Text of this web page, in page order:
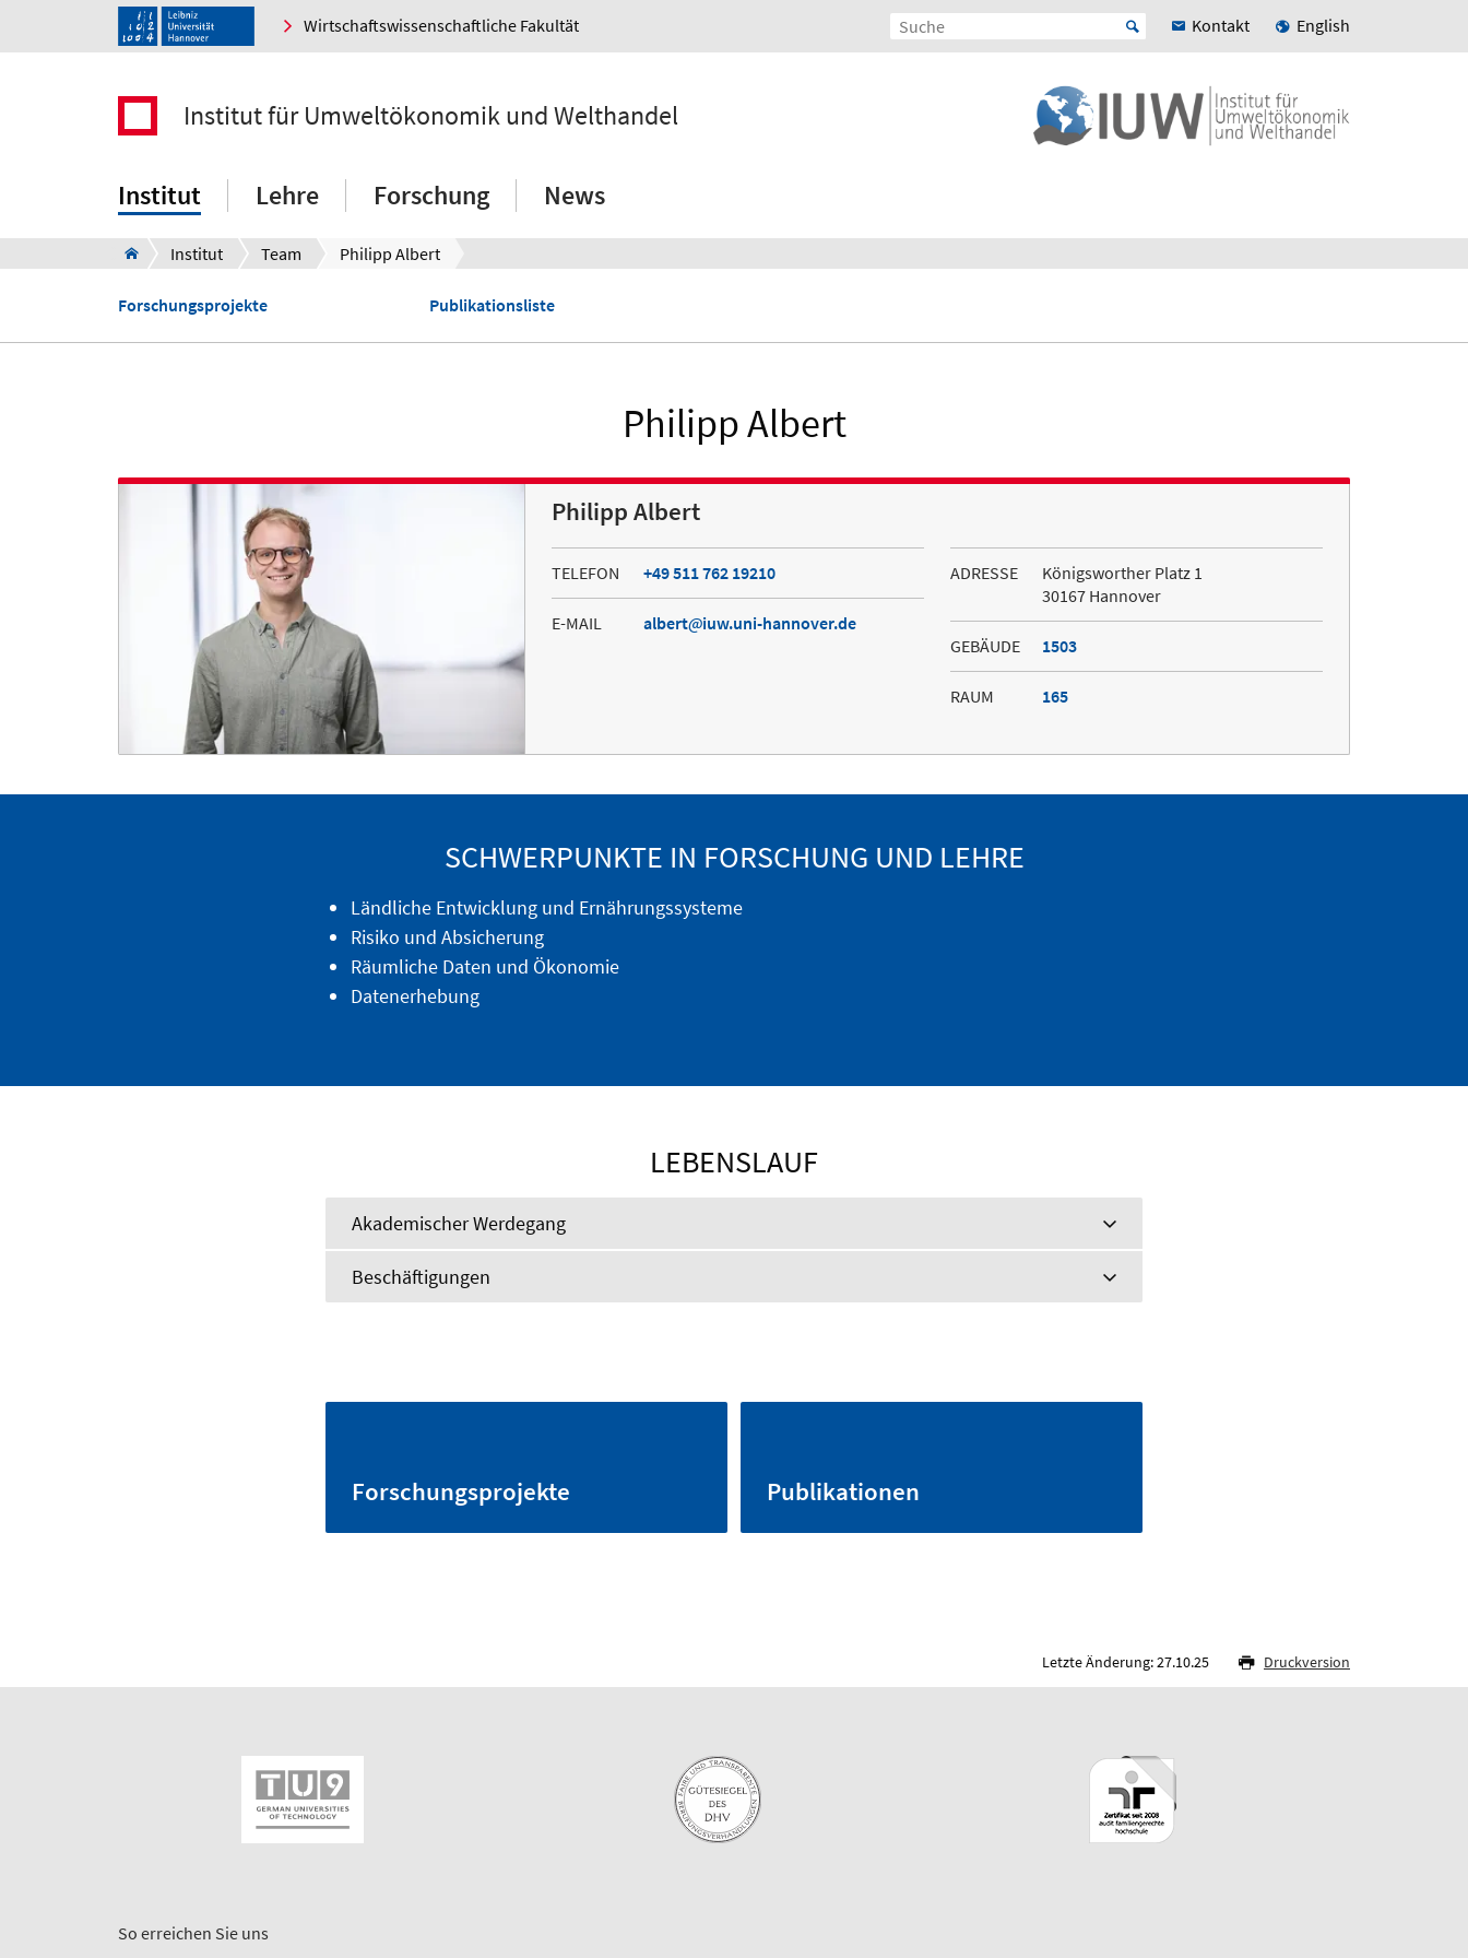
Wirtschaftswissenschaftliche Fakultät Kontakt English
Institut für Umweltökonomik und Welthandel
Institut Lehre Forschung News
Institut Team Philipp Albert
Forschungsprojekte Publikationsliste
Philipp Albert
Philipp Albert
TELEFON +49 511 762 19210
E-MAIL albert iuw.uni-hannover.de
ADRESSE
Königsworther Platz 1
30167 Hannover
GEBÄUDE 1503
RAUM 165
SCHWERPUNKTE IN FORSCHUNG UND LEHRE
Ländliche Entwicklung und Ernährungssysteme
Risiko und Absicherung
Räumliche Daten und Ökonomie
Datenerhebung
LEBENSLAUF
Akademischer Werdegang
Beschäftigungen
Forschungsprojekte Publikationen
Letzte Änderung: 27.10.25 Druckversion
So erreichen Sie uns